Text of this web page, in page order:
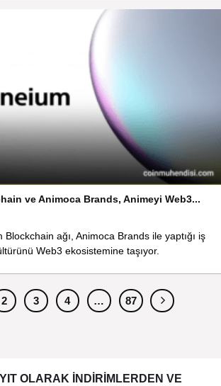
ve Animoca Brands, Animeyi Web3...
Blockchain ağı, Animoca Brands ile yaptığı iş
Web3 ekosistemine taşıyor.
2 3 4 … 87
OLARAK İNDİRİMLERDEN VE